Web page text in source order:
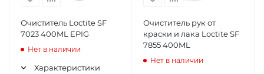
Очиститель Loctite SF
7023 400ML EPIG
Нет в наличии
Характеристики
Очиститель рук от
краски и лака Loctite SF
7855 400ML
Нет в наличии